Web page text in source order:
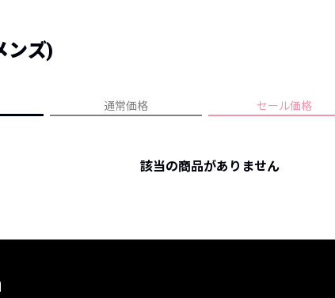
ーデ紹介
HOTなコーデ TOP20
人気記事ランキング
フォーカスブランド
プライバシーポリシー
ンズ)
通常価格 セール価格
該当の商品がありません